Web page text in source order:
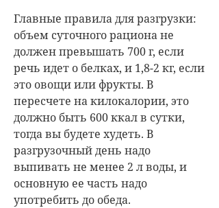
Главные правила для разгрузки:
объем суточного рациона не
должен превышать 700 г, если
речь идет о белках, и 1,8-2 кг, если
это овощи или фрукты. В
пересчете на килокалории, это
должно быть 600 ккал в сутки,
тогда вы будете худеть. В
разгрузочный день надо
выпивать не менее 2 л воды, и
основную ее часть надо
употребить до обеда.